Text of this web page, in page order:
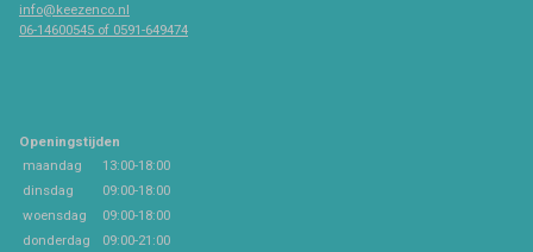
info@keezenco.nl
06-14600545 of 0591-649474
Openingstijden
maandag
13:00-18:00
dinsdag
09:00-18:00
woensdag
09:00-18:00
donderdag
09:00-21:00